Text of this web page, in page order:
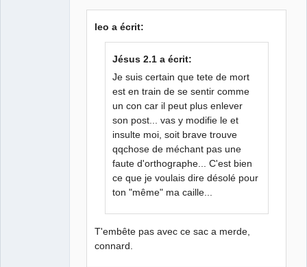
leo a écrit:
Jésus 2.1 a écrit:
Je suis certain que tete de mort
est en train de se sentir comme
un con car il peut plus enlever
son post... vas y modifie le et
insulte moi, soit brave trouve
qqchose de méchant pas une
faute d'orthographe... C'est bien
ce que je voulais dire désolé pour
ton "même" ma caille...
T'embête pas avec ce sac a merde,
connard.